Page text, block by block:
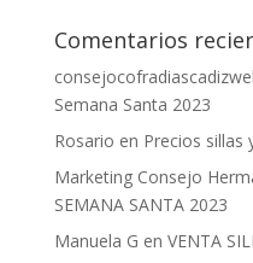
Comentarios
Semana Santa 2023
Rosario en Precios sillas
Marketing Consejo
SEMANA SANTA 2023
Manuela G en VENTA